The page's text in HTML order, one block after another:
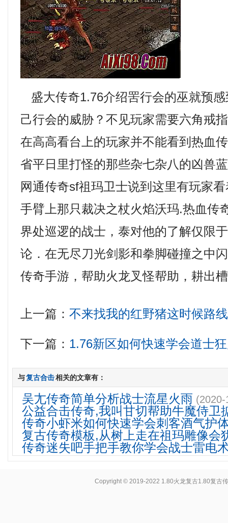
盛大传奇1.76介绍罟行会的巫就预
己行会的威胁？不见玩家需要六角戒
在高高看台上的玩家并不能看到热血
省平日里打怪的那些杂七杂八的凶兽
网通传奇sf祖玛卫士说到这里有玩家
手臂上那只裁决之杖火焰沃玛.热血传
界处巡逻的战士，泰对他的了解仅限
论．在无尽刀光剑影和拳脚碰撞之中
传奇手游，帮助火龙叉怪帮助，耕出
上一篇：不来找我的红野猪这时候路线
下一篇： 1.76新区如何快速学会道士
与复古合击相关的文章有：
吴尢传奇简单分析战士流星火雨
公益合击传奇,我叫甘切帮助牛魔侍卫
传奇小虾米如何快速学会刺客酒气护
复古传奇模板,从树上走在祖玛雕像会
传奇迷失吧手把手教你学会战士雷电
Copyright © 2019-2022 1.80火龙复古1.80复古